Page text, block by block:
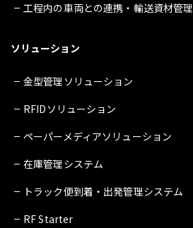
工程内の車両との連携・輸送資材管理
ソリューション
金型管理ソリューション
RFIDソリューション
ペーパーメディアソリューション
在庫管理システム
トラック便到着・出発管理システム
RF Starter